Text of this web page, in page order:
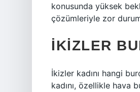
konusunda yüksek
çözümleriyle zor
İKIZLER
İkizler kadını hangi
kadını, özellikle hava